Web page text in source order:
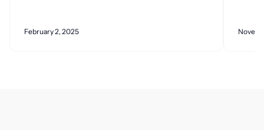
February 2, 2025